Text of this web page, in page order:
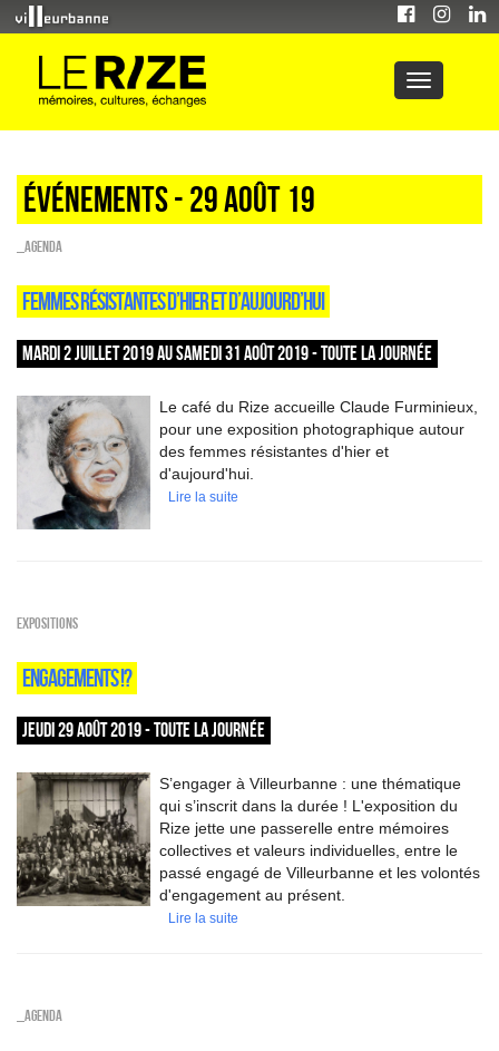
Événements - 29 Août 19
_Agenda
FEMMES RÉSISTANTES D’HIER ET D’AUJOURD’HUI
MARDI 2 JUILLET 2019 AU SAMEDI 31 AOÛT 2019 - TOUTE LA JOURNÉE
Le café du Rize accueille Claude Furminieux,
pour une exposition photographique autour
des femmes résistantes d'hier et
d'aujourd'hui.
Lire la suite
EXPOSITIONS
ENGAGEMENTS !?
JEUDI 29 AOÛT 2019 - TOUTE LA JOURNÉE
S’engager à Villeurbanne : une thématique
qui s’inscrit dans la durée ! L'exposition du
Rize jette une passerelle entre mémoires
collectives et valeurs individuelles, entre le
passé engagé de Villeurbanne et les volontés
d'engagement au présent.
Lire la suite
_Agenda